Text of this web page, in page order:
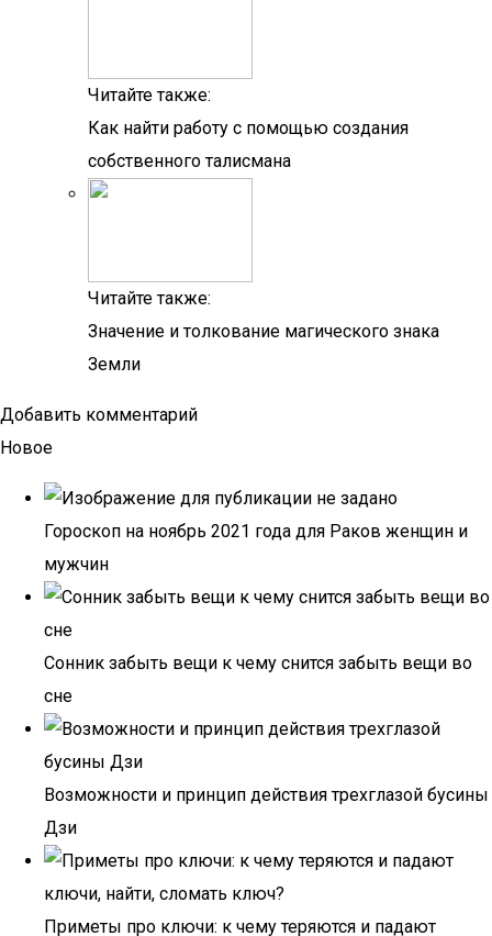
Читайте также:
Как найти работу с помощью создания
собственного талисмана
Читайте также:
Значение и толкование магического знака
Земли
Добавить комментарий
Новое
Гороскоп на ноябрь 2021 года для Раков женщин и
мужчин
Сонник забыть вещи к чему снится забыть вещи во
сне
Возможности и принцип действия трехглазой бусины
Дзи
Приметы про ключи: к чему теряются и падают